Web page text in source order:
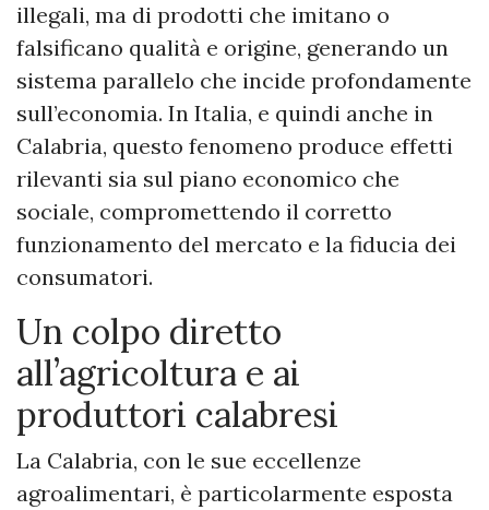
illegali, ma di prodotti che imitano o
falsificano qualità e origine, generando un
sistema parallelo che incide profondamente
sull’economia. In Italia, e quindi anche in
Calabria, questo fenomeno produce effetti
rilevanti sia sul piano economico che
sociale, compromettendo il corretto
funzionamento del mercato e la fiducia dei
consumatori.
Un colpo diretto
all’agricoltura e ai
produttori calabresi
La Calabria, con le sue eccellenze
agroalimentari, è particolarmente esposta